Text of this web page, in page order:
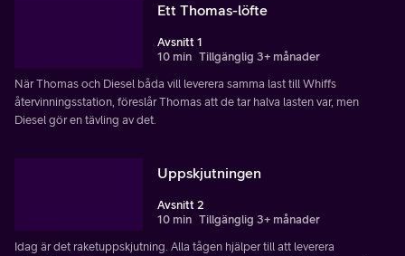
Ett Thomas-löfte
Avsnitt 1
10 min Tillgänglig 3+ månader
När Thomas och Diesel båda vill leverera samma last till Whiffs
återvinningsstation, föreslår Thomas att de tar halva lasten var, men
Diesel gör en tävling av det.
Uppskjutningen
Avsnitt 2
10 min Tillgänglig 3+ månader
Idag är det raketuppskjutning. Alla tågen hjälper till att leverera